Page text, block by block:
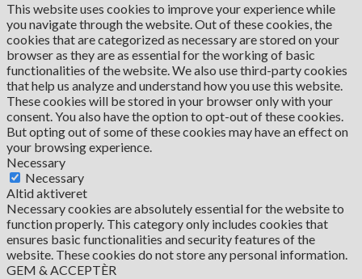
This website uses cookies to improve your experience while
you navigate through the website. Out of these cookies, the
cookies that are categorized as necessary are stored on your
browser as they are as essential for the working of basic
functionalities of the website. We also use third-party cookies
that help us analyze and understand how you use this website.
These cookies will be stored in your browser only with your
consent. You also have the option to opt-out of these cookies.
But opting out of some of these cookies may have an effect on
your browsing experience.
Necessary
Necessary
Altid aktiveret
Necessary cookies are absolutely essential for the website to
function properly. This category only includes cookies that
ensures basic functionalities and security features of the
website. These cookies do not store any personal information.
GEM & ACCEPTÈR